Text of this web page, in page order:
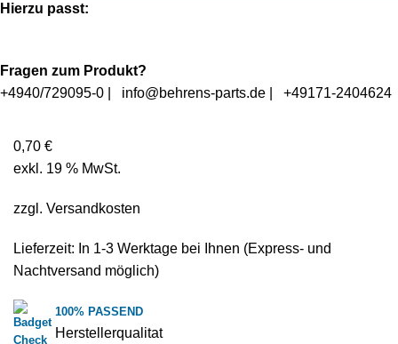
Hierzu passt:
Fragen zum Produkt?
+4940/729095-0
info@behrens-parts.de +49171-2404624
0,70 €
exkl. 19 % MwSt.
zzgl. Versandkosten
Lieferzeit: In 1-3 Werktage bei Ihnen (Express- und
Nachtversand möglich)
100% PASSEND
Herstellerqualitat